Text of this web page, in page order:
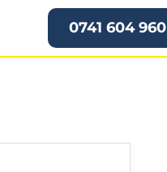
0741 604 960